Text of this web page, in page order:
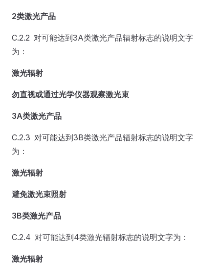
2类激光产品
C.2.2 对可能达到3A类激光产品辐射标志的说明文字
为：
激光辐射
勿直视或通过光学仪器观察激光束
3A类激光产品
C.2.3 对可能达到3B类激光产品辐射标志的说明文字
为：
激光辐射
避免激光束照射
3B类激光产品
C.2.4 对可能达到4类激光辐射标志的说明文字为：
激光辐射